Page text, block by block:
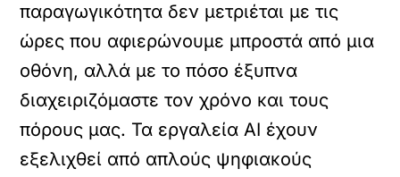
παραγωγικότητα δεν μετριέται με τις
ώρες που αφιερώνουμε μπροστά από μια
οθόνη, αλλά με το πόσο έξυπνα
διαχειριζόμαστε τον χρόνο και τους
πόρους μας. Τα εργαλεία AI έχουν
εξελιχθεί από απλούς ψηφιακούς